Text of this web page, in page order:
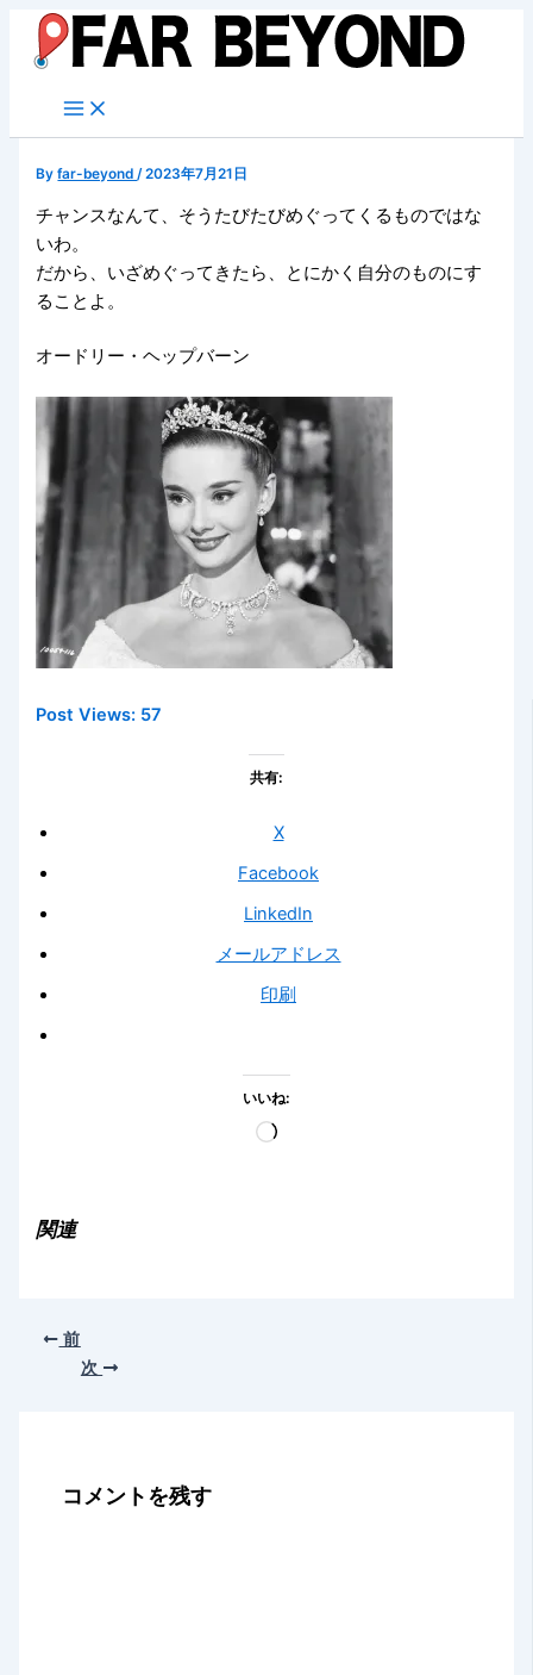
キ
Byfar-beyond/2023年7月21日
チャンスなんて、そうたびたびめぐってくるものではな
いわ。
だから、いざめぐってきたら、とにかく自分のものにす
ることよ。
オードリー・ヘップバーン
Post Views: 57
共有:
X
Facebook
LinkedIn
メールアドレス
印刷
いいね:
読
関連
前
次
コメントを残す